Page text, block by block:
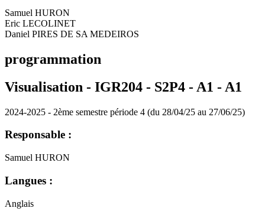
Samuel HURON
Eric LECOLINET
Daniel PIRES DE SA MEDEIROS
programmation
Visualisation - IGR204 - S2P4 - A1 - A1
2024-2025 - 2ème semestre période 4 (du 28/04/25 au 27/06/25)
Responsable :
Samuel HURON
Langues :
Anglais